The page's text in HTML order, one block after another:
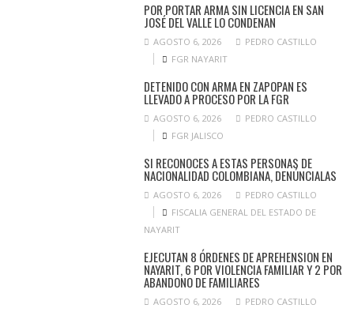
POR PORTAR ARMA SIN LICENCIA EN SAN
JOSÉ DEL VALLE LO CONDENAN
AGOSTO 6, 2026
PEDRO CASTILLO
FGR NAYARIT
DETENIDO CON ARMA EN ZAPOPAN ES
LLEVADO A PROCESO POR LA FGR
AGOSTO 6, 2026
PEDRO CASTILLO
FGR JALISCO
SI RECONOCES A ESTAS PERSONAS DE
NACIONALIDAD COLOMBIANA, DENÚNCIALAS
AGOSTO 6, 2026
PEDRO CASTILLO
FISCALIA GENERAL DEL ESTADO DE
NAYARIT
EJECUTAN 8 ÓRDENES DE APREHENSION EN
NAYARIT, 6 POR VIOLENCIA FAMILIAR Y 2 POR
ABANDONO DE FAMILIARES
AGOSTO 6, 2026 PEDRO CASTILLO